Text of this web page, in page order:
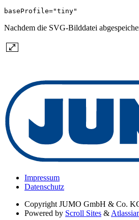
baseProfile="tiny"
Nachdem die SVG-Bilddatei
Impressum
Datenschutz
Copyright JUMO GmbH & Co.
Powered by Scroll Sites &